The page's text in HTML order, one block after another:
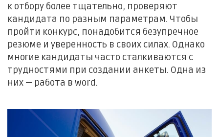
к отбору более тщательно, проверяют
кандидата по разным параметрам. Чтобы
пройти конкурс, понадобится безупречное
резюме и уверенность в своих силах. Однако
многие кандидаты часто сталкиваются с
трудностями при создании анкеты. Одна из
них — работа в word.